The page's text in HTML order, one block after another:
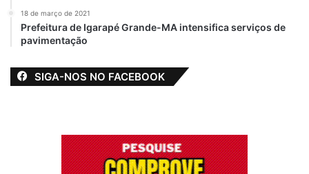
18 de março de 2021
Prefeitura de Igarapé Grande-MA intensifica serviços de
pavimentação
SIGA-NOS NO FACEBOOK